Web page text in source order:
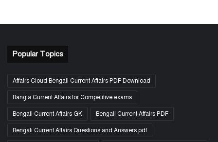
Popular Topics
Affairs Cloud Bengali Current Affairs PDF Download
Bangla Current Affairs for Competitive exams
Bengali Current Affairs GK Bengali Current Affairs PDF
Bengali Current Affairs Questions and Answers pdf